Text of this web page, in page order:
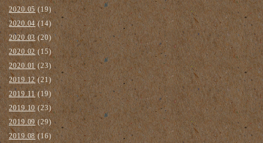
2020.05(19)
2020.04(14)
2020.03(20)
2020.02 (15)
2020.01(23)
2019.12(21)
2019.11(19)
2019.10(23)
2019.09(29)
2019.08 (16)